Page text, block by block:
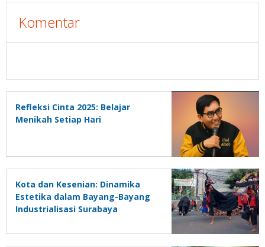
Komentar
Refleksi Cinta 2025: Belajar
Menikah Setiap Hari
Kota dan Kesenian: Dinamika
Estetika dalam Bayang-Bayang
Industrialisasi Surabaya